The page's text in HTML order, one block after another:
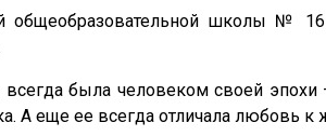
общеобразовательной школы №
всегда была человеком своей
А еще ее всегда отличала любовь